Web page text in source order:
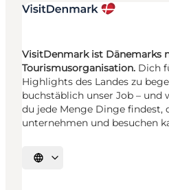
VisitDenmark ist Dänemarks
Tourismusorganisation. Dich
Highlights des Landes zu
buchstäblich unser Job – und
du jede Menge Dinge findest,
unternehmen und besuchen
Sprache auswählen